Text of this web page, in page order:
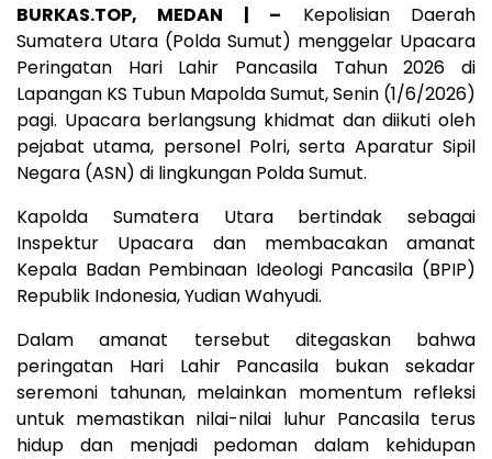
BURKAS.TOP, MEDAN | – Kepolisian Daerah
Sumatera Utara (Polda Sumut) menggelar Upacara
Peringatan Hari Lahir Pancasila Tahun 2026 di
Lapangan KS Tubun Mapolda Sumut, Senin (1/6/2026)
pagi. Upacara berlangsung khidmat dan diikuti oleh
pejabat utama, personel Polri, serta Aparatur Sipil
Negara (ASN) di lingkungan Polda Sumut.
Kapolda Sumatera Utara bertindak sebagai
Inspektur Upacara dan membacakan amanat
Kepala Badan Pembinaan Ideologi Pancasila (BPIP)
Republik Indonesia, Yudian Wahyudi.
Dalam amanat tersebut ditegaskan bahwa
peringatan Hari Lahir Pancasila bukan sekadar
seremoni tahunan, melainkan momentum refleksi
untuk memastikan nilai-nilai luhur Pancasila terus
hidup dan menjadi pedoman dalam kehidupan